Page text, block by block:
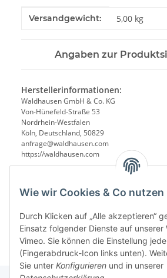
Wie wir Cookies & Co nutzen
Durch Klicken auf „Alle akzeptieren“
Einsatz folgender Dienste auf unserer
Vimeo. Sie können die Einstellung
(Fingerabdruck-Icon links unten).
Sie unter Konfigurieren und in unserer
Produkteigenschaft
Wert
Versandgewicht: 5,00 kg
Angaben zur
Herstellerinformationen:
Waldhausen GmbH & Co. KG
Von-Hünefeld-Straße 53
Nordrhein-Westfalen
Köln, Deutschland, 50829
anfrage@waldhausen.com
https://waldhausen.com